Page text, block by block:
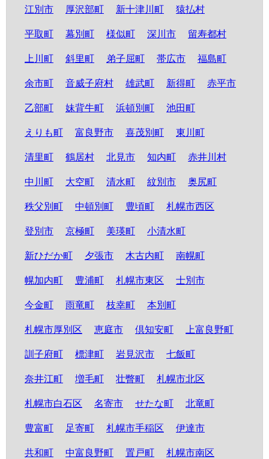
江別市 厚沢部町 新十津川町 猿払村
平取町 幕別町 様似町 深川市 留寿都村
上川町 斜里町 弟子屈町 帯広市 福島町
余市町 音威子府村 雄武町 新得町 赤平市
乙部町 妹背牛町 浜頓別町 池田町
えりも町 富良野市 喜茂別町 東川町
清里町 鶴居村 北見市 知内町 赤井川村
中川町 大空町 清水町 紋別市 奥尻町
秩父別町 中頓別町 豊頃町 札幌市西区
登別市 京極町 美瑛町 小清水町
新ひだか町 夕張市 木古内町 南幌町
幌加内町 豊浦町 札幌市東区 士別市
今金町 雨竜町 枝幸町 本別町
札幌市厚別区 恵庭市 倶知安町 上富良野町
訓子府町 標津町 岩見沢市 七飯町
奈井江町 増毛町 壮瞥町 札幌市北区
札幌市白石区 名寄市 せたな町 北竜町
豊富町 足寄町 札幌市手稲区 伊達市
共和町 中富良野町 置戸町 札幌市南区